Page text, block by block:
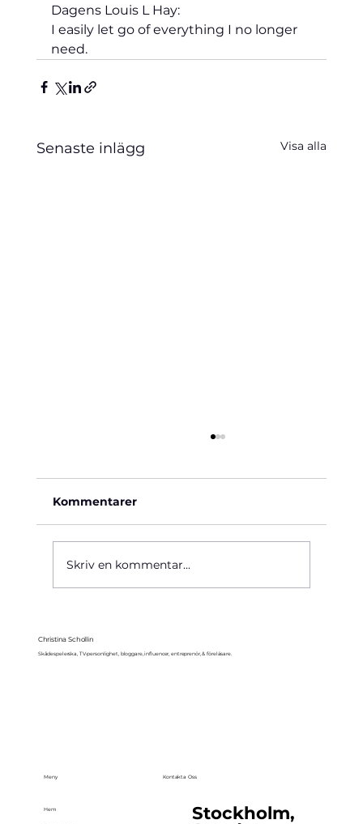
Dagens Louis L Hay:
I easily let go of everything I no longer
need.
Senaste inlägg Visa alla
Kommentarer
Skriv en kommentar...
Christina Schollin
Skådespelerska, TV-personlighet, bloggare, influencer, entreprenör, & föreläsare.
Meny
Hem
Kontakta Oss
Stockholm,